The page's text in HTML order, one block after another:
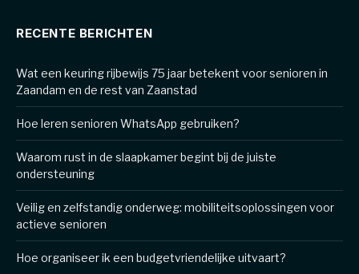
RECENTE BERICHTEN
Wat een keuring rijbewijs 75 jaar betekent voor senioren in
Zaandam en de rest van Zaanstad
Hoe leren senioren WhatsApp gebruiken?
Waarom rust in de slaapkamer begint bij de juiste
ondersteuning
Veilig en zelfstandig onderweg: mobiliteitsoplossingen voor
actieve senioren
Hoe organiseer ik een budgetvriendelijke uitvaart?